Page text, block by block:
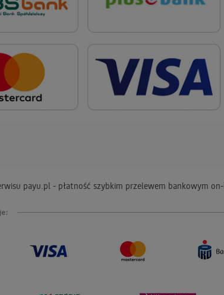
payu.pl - płatność szybkim przelewem bankowym